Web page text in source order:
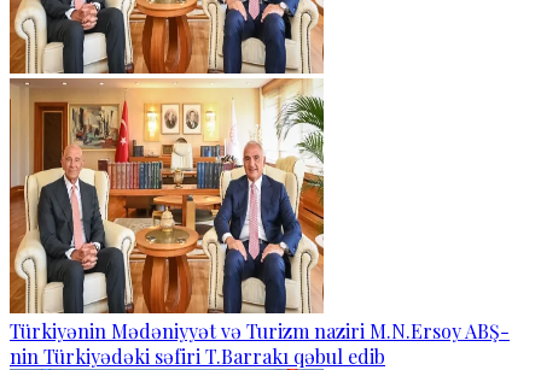
Türkiyənin Mədəniyyət və Turizm naziri M.N.Ersoy ABŞ-
nin Türkiyədəki səfiri T.Barrakı qəbul edib